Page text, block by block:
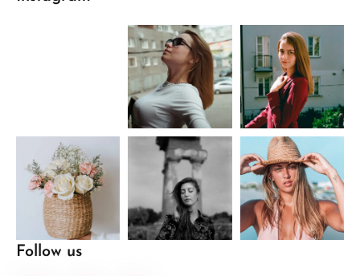
Follow us